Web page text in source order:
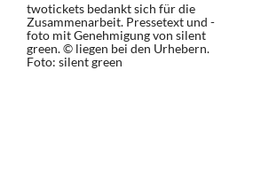
twotickets bedankt sich für die
Zusammenarbeit. Pressetext und -
foto mit Genehmigung von silent
green. © liegen bei den Urhebern.
Foto: silent green